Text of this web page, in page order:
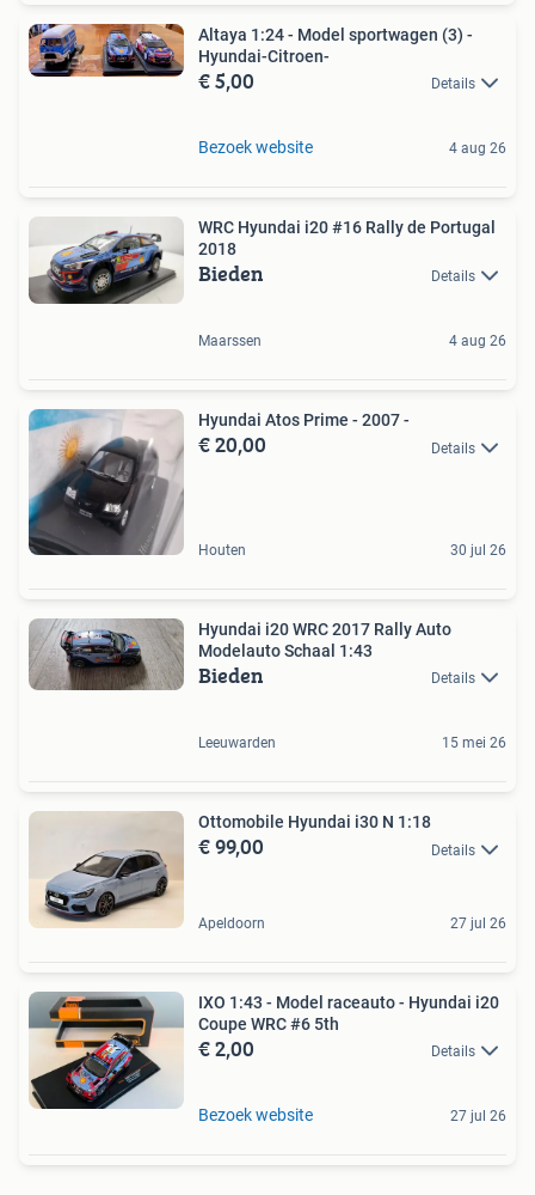
Altaya 1:24 - Model sportwagen (3) -
Hyundai-Citroen-
€ 5,00 Details
Bezoek website 4 aug 26
WRC Hyundai i20 #16 Rally de Portugal
2018
Bieden Details
Maarssen 4 aug 26
Hyundai Atos Prime - 2007 -
€ 20,00 Details
Houten 30 jul 26
Hyundai i20 WRC 2017 Rally Auto
Modelauto Schaal 1:43
Bieden Details
Leeuwarden 15 mei 26
Ottomobile Hyundai i30 N 1:18
€ 99,00 Details
Apeldoorn 27 jul 26
IXO 1:43 - Model raceauto - Hyundai i20
Coupe WRC #6 5th
€ 2,00 Details
Bezoek website 27 jul 26